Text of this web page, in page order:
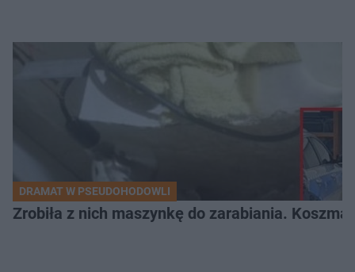
DRAMAT W PSEUDOHODOWLI
Zrobiła z nich maszynkę do zarabiania.